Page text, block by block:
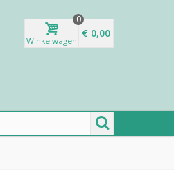
Winkelwagen
0
€ 0,00